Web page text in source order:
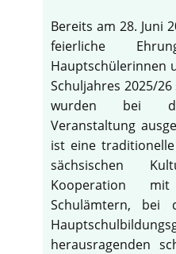
Bereits am 28. Juni
feierliche
Hauptschülerinnen
Schuljahres 2025/
wurden bei
Veranstaltung
ist eine
sächsischen
Kooperation
Schulämtern, bei
herausragenden